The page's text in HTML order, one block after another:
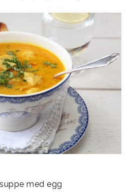
med egg